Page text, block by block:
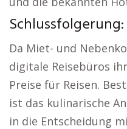
Schlussfolgerung:
Da Miet- und
digitale Reisebüros
Preise für Reisen.
ist das kulinarische
in die Entscheidung